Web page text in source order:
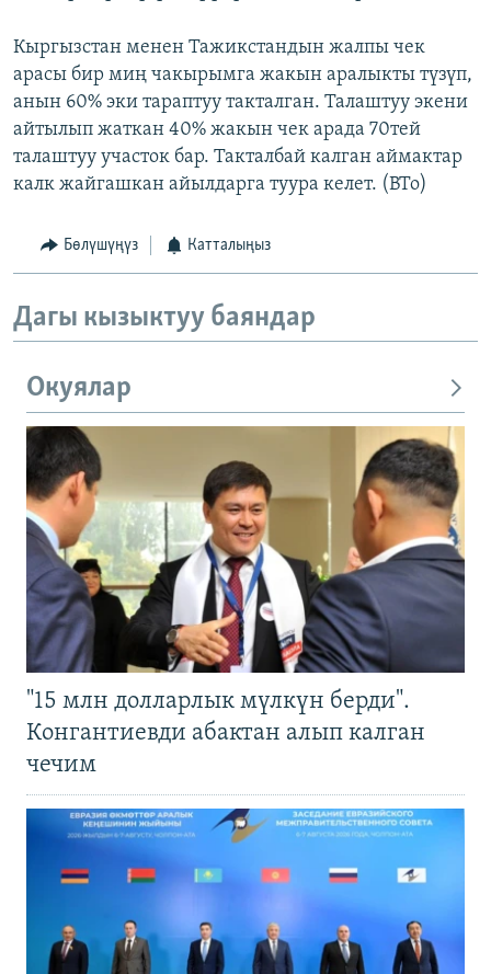
Кыргызстан менен Тажикстандын жалпы чек
арасы бир миң чакырымга жакын аралыкты түзүп,
анын 60% эки тараптуу такталган. Талаштуу экени
айтылып жаткан 40% жакын чек арада 70тей
талаштуу участок бар. Такталбай калган аймактар
калк жайгашкан айылдарга туура келет. (BTo)
Бөлүшүңүз Катталыңыз
Дагы кызыктуу баяндар
Окуялар
"15 млн долларлык мүлкүн берди".
Конгантиевди абактан алып калган
чечим